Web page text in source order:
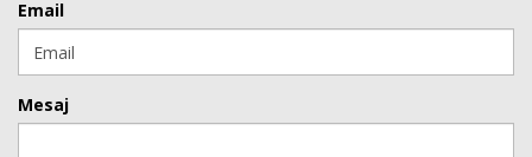
Email
Mesaj